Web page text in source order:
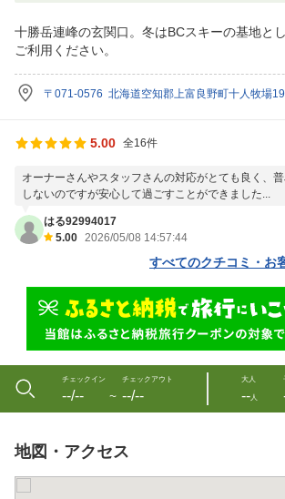
十勝岳連峰の玄関口。冬はBCスキーの基地と
ご利用ください。
〒071-0576 北海道空知郡上富良野町十人牧場
5.00 全16件
オーナーさんやスタッフさんの対応がとても良く、
しないのですが安心して過ごすことができました...
はる92994017
5.00 2026/05/08 14:57:44
すべてのクチコミ・お
チェックイン
--/-- 〜
チェックアウト
--/--
大人
--人
地図・アクセス